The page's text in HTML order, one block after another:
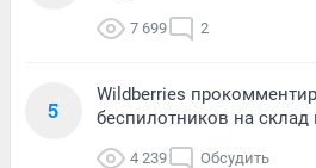
7 699 2
5
Wildberries
беспилотников на склад
4 239 Обсудить